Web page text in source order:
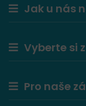
Jak u nás
Vyberte si
Pro naše